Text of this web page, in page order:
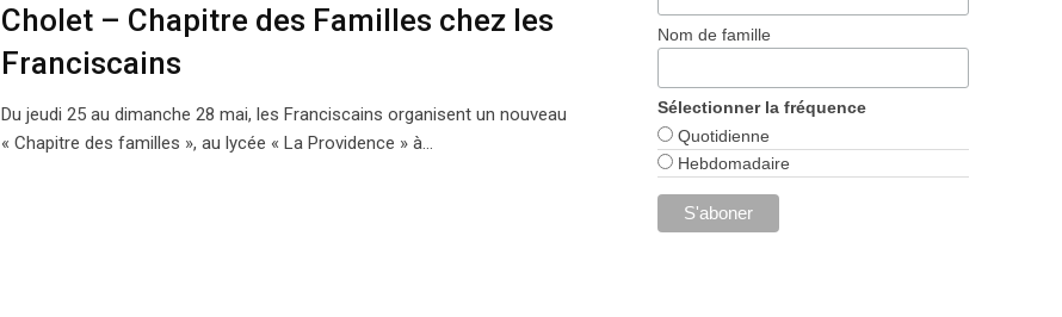
Cholet – Chapitre des Familles chez les
Franciscains
Du jeudi 25 au dimanche 28 mai, les Franciscains organisent un nouveau
« Chapitre des familles », au lycée « La Providence » à…
Nom de famille
Sélectionner la fréquence
Quotidienne
Hebdomadaire